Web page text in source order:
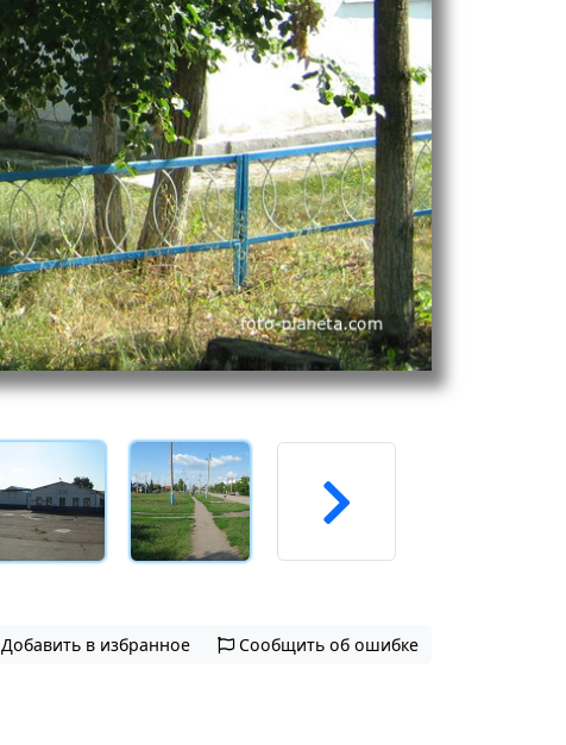
Добавить в избранное Сообщить об ошибке